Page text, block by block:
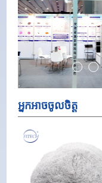
អ្នកអាចចូលចិត្ត